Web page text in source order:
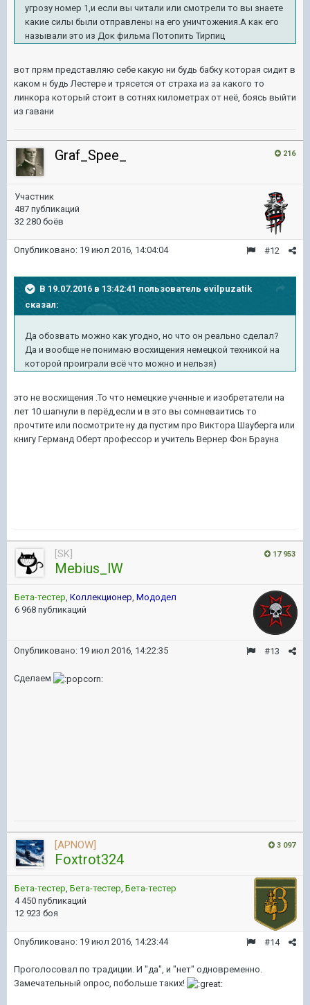
угрозу номер 1,и если вы читали или смотрели то вы знаете
какие силы были отправлены на его уничтожения.А как его
называли это из Док фильма Потопить Тирпиц
вот прям представляю себе какую ни будь бабку которая сидит в
каком н будь Лестере и трясется от страха из за какого то
линкора который стоит в сотнях километрах от неё, боясь выйти
из гавани
216
Graf_Spee_
Участник
487 публикаций
32 280 боёв
#12
Опубликовано: 19 июл 2016, 14:04:04
В 19.07.2016 в 13:42:41 пользователь evilpuzatik
сказал:
Да обозвать можно как угодно, но что он реально сделал?
Да и вообще не понимаю восхищения немецкой техникой на
которой проиграли всё что можно и нельзя)
это не восхищения .То что немецкие ученные и изобретатели на
лет 10 шагнули в перёд,если и в это вы сомневаитись то
прочтите или посмотрите ну да пустим про Виктора Шауберга или
книгу Германд Оберт профессор и учитель Вернер Фон Брауна
17 953
[SK]
Mebius_lW
Бета-тестер, Коллекционер, Мододел
6 968 публикаций
#13
Опубликовано: 19 июл 2016, 14:22:35
Сделаем
3 097
[APNOW]
Foxtrot324
Бета-тестер, Бета-тестер, Бета-тестер
4 450 публикаций
12 923 боя
#14
Опубликовано: 19 июл 2016, 14:23:44
Проголосовал по традиции. И "да", и "нет" одновременно.
Замечательный опрос, побольше таких!